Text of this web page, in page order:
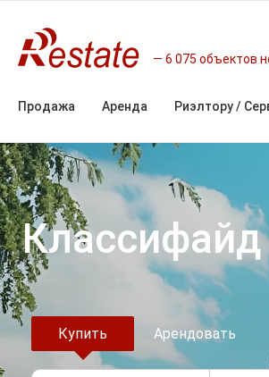
6 075 объектов
Продажа Аренда Риэлтору /
Купить Арендовать